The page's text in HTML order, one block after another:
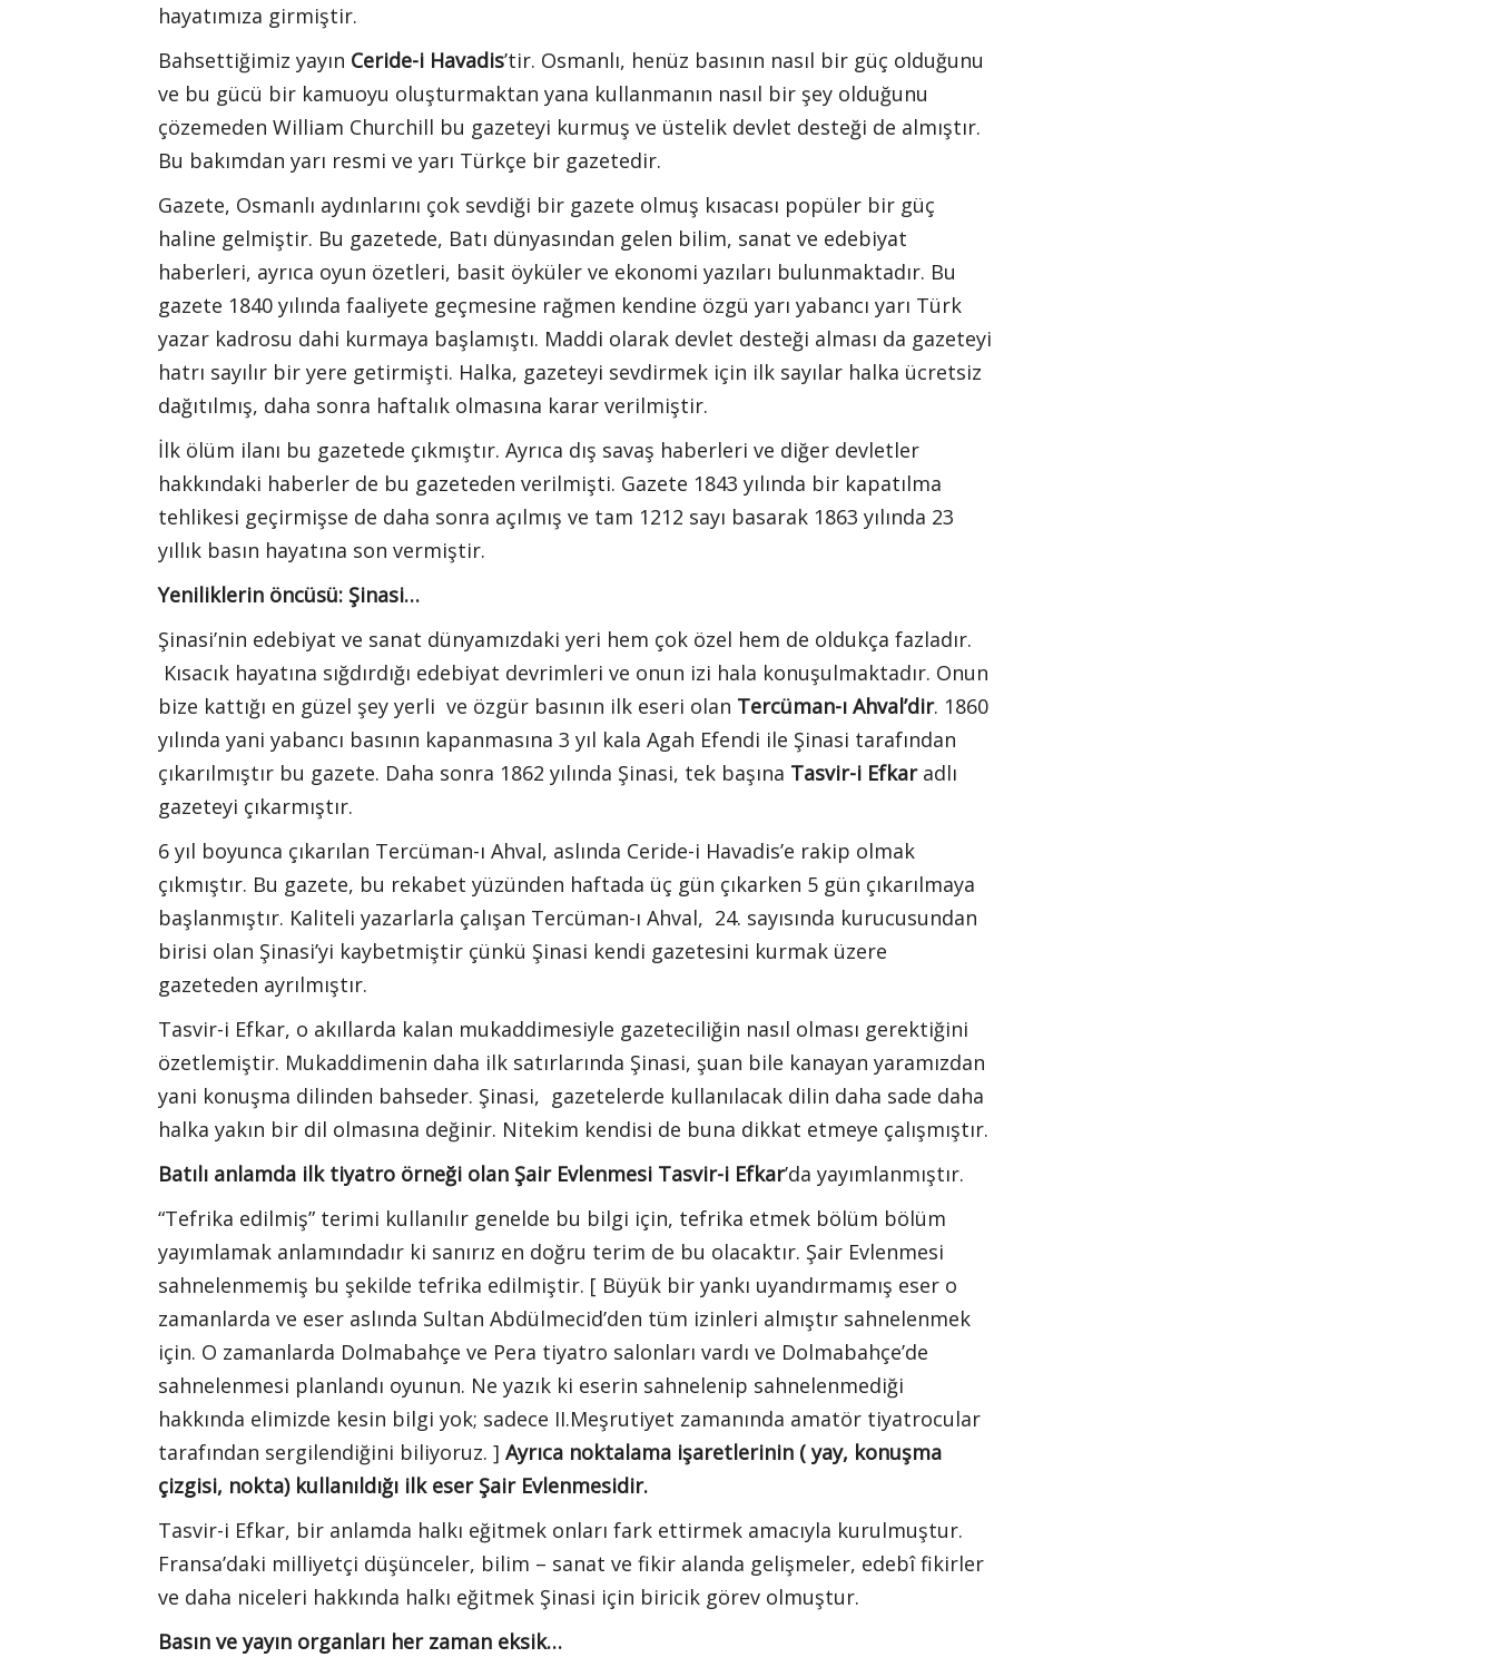
hayatımıza girmiştir.
Bahsettiğimiz yayın Ceride-i Havadis’tir. Osmanlı, henüz basının nasıl bir güç olduğunu
ve bu gücü bir kamuoyu oluşturmaktan yana kullanmanın nasıl bir şey olduğunu
çözemeden William Churchill bu gazeteyi kurmuş ve üstelik devlet desteği de almıştır.
Bu bakımdan yarı resmi ve yarı Türkçe bir gazetedir.
Gazete, Osmanlı aydınlarını çok sevdiği bir gazete olmuş kısacası popüler bir güç
haline gelmiştir. Bu gazetede, Batı dünyasından gelen bilim, sanat ve edebiyat
haberleri, ayrıca oyun özetleri, basit öyküler ve ekonomi yazıları bulunmaktadır. Bu
gazete 1840 yılında faaliyete geçmesine rağmen kendine özgü yarı yabancı yarı Türk
yazar kadrosu dahi kurmaya başlamıştı. Maddi olarak devlet desteği alması da gazeteyi
hatrı sayılır bir yere getirmişti. Halka, gazeteyi sevdirmek için ilk sayılar halka ücretsiz
dağıtılmış, daha sonra haftalık olmasına karar verilmiştir.
İlk ölüm ilanı bu gazetede çıkmıştır. Ayrıca dış savaş haberleri ve diğer devletler
hakkındaki haberler de bu gazeteden verilmişti. Gazete 1843 yılında bir kapatılma
tehlikesi geçirmişse de daha sonra açılmış ve tam 1212 sayı basarak 1863 yılında 23
yıllık basın hayatına son vermiştir.
Yeniliklerin öncüsü: Şinasi…
Şinasi’nin edebiyat ve sanat dünyamızdaki yeri hem çok özel hem de oldukça fazladır.
Kısacık hayatına sığdırdığı edebiyat devrimleri ve onun izi hala konuşulmaktadır. Onun
bize kattığı en güzel şey yerli ve özgür basının ilk eseri olan Tercüman-ı Ahval’dir. 1860
yılında yani yabancı basının kapanmasına 3 yıl kala Agah Efendi ile Şinasi tarafından
çıkarılmıştır bu gazete. Daha sonra 1862 yılında Şinasi, tek başına Tasvir-i Efkaradlı
gazeteyi çıkarmıştır.
6 yıl boyunca çıkarılan Tercüman-ı Ahval, aslında Ceride-i Havadis’e rakip olmak
çıkmıştır. Bu gazete, bu rekabet yüzünden haftada üç gün çıkarken 5 gün çıkarılmaya
başlanmıştır. Kaliteli yazarlarla çalışan Tercüman-ı Ahval, 24. sayısında kurucusundan
birisi olan Şinasi’yi kaybetmiştir çünkü Şinasi kendi gazetesini kurmak üzere
gazeteden ayrılmıştır.
Tasvir-i Efkar, o akıllarda kalan mukaddimesiyle gazeteciliğin nasıl olması gerektiğini
özetlemiştir. Mukaddimenin daha ilk satırlarında Şinasi, şuan bile kanayan yaramızdan
yani konuşma dilinden bahseder. Şinasi, gazetelerde kullanılacak dilin daha sade daha
halka yakın bir dil olmasına değinir. Nitekim kendisi de buna dikkat etmeye çalışmıştır.
Batılı anlamda ilk tiyatro örneği olan Şair Evlenmesi Tasvir-i Efkar’da yayımlanmıştır.
“Tefrika edilmiş” terimi kullanılır genelde bu bilgi için, tefrika etmek bölüm bölüm
yayımlamak anlamındadır ki sanırız en doğru terim de bu olacaktır. Şair Evlenmesi
sahnelenmemiş bu şekilde tefrika edilmiştir. [ Büyük bir yankı uyandırmamış eser o
zamanlarda ve eser aslında Sultan Abdülmecid’den tüm izinleri almıştır sahnelenmek
için. O zamanlarda Dolmabahçe ve Pera tiyatro salonları vardı ve Dolmabahçe’de
sahnelenmesi planlandı oyunun. Ne yazık ki eserin sahnelenip sahnelenmediği
hakkında elimizde kesin bilgi yok; sadece II.Meşrutiyet zamanında amatör tiyatrocular
tarafından sergilendiğini biliyoruz. ] Ayrıca noktalama işaretlerinin ( yay, konuşma
çizgisi, nokta) kullanıldığı ilk eser Şair Evlenmesidir.
Tasvir-i Efkar, bir anlamda halkı eğitmek onları fark ettirmek amacıyla kurulmuştur.
Fransa’daki milliyetçi düşünceler, bilim – sanat ve fikir alanda gelişmeler, edebî fikirler
ve daha niceleri hakkında halkı eğitmek Şinasi için biricik görev olmuştur.
Basın ve yayın organları her zaman eksik…